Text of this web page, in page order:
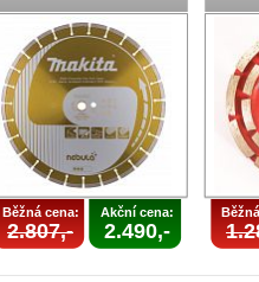
Běžná cena:
2.807,-
Akční cena:
2.490,-